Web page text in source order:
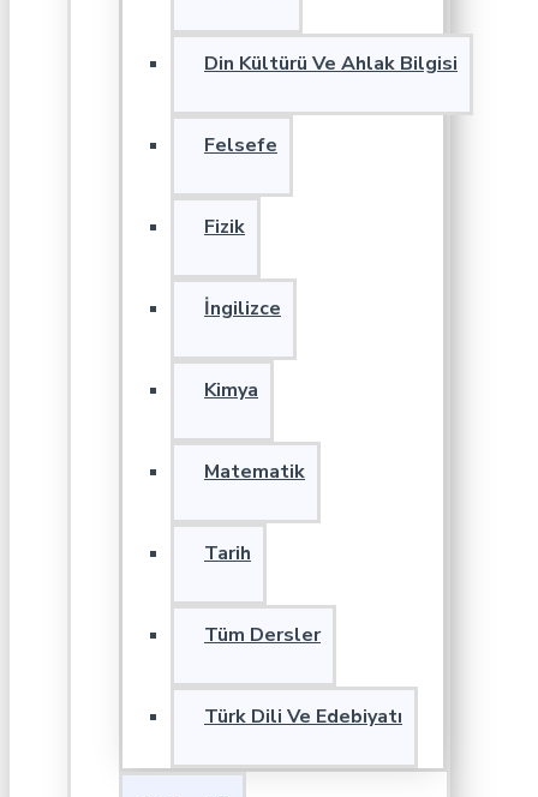
Din Kültürü Ve Ahlak Bilgisi
Felsefe
Fizik
İngilizce
Kimya
Matematik
Tarih
Tüm Dersler
Türk Dili Ve Edebiyatı